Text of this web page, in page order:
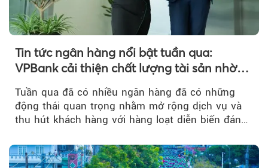
Tin tức ngân hàng nổi bật tuần qua:
VPBank cải thiện chất lượng tài sản nhờ
quản trị rủi ro và công nghệ
Tuần qua đã có nhiều ngân hàng đã có những
động thái quan trọng nhằm mở rộng dịch vụ và
thu hút khách hàng với hàng loạt diễn biến đáng